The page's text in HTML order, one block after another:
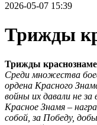
2026-05-07 15:39
Трижды
Трижды
Среди множества
ордена Красного
войны их давали не за
Красное Знамя –
собой, за Победу,